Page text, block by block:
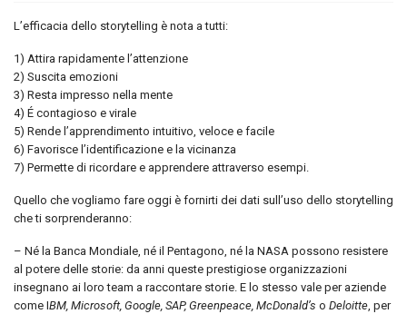
L’efficacia dello storytelling è nota a tutti:
1) Attira rapidamente l’attenzione
2) Suscita emozioni
3) Resta impresso nella mente
4) É contagioso e virale
5) Rende l’apprendimento intuitivo, veloce e facile
6) Favorisce l’identificazione e la vicinanza
7) Permette di ricordare e apprendere attraverso esempi.
Quello che vogliamo fare oggi è fornirti dei dati sull’uso dello storytelling
che ti sorprenderanno:
– Né la Banca Mondiale, né il Pentagono, né la NASA possono resistere
al potere delle storie: da anni queste prestigiose organizzazioni
insegnano ai loro team a raccontare storie. E lo stesso vale per aziende
come IBM, Microsoft, Google, SAP, Greenpeace, McDonald’s o Deloitte, per